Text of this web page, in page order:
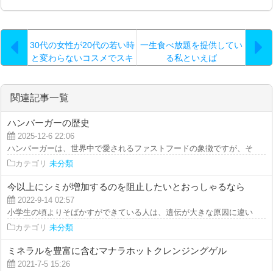
30代の女性が20代の若い時
と変わらないコスメでスキ
一生食べ放題を提供してい
る私といえば
関連記事一覧
ハンバーガーの歴史
2025-12-6 22:06
ハンバーガーは、世界中で愛されるファストフードの象徴ですが、その起
カテゴリ 未分類
今以上にシミが増加するのを阻止したいとおっしゃるなら
2022-9-14 02:57
小学生の頃よりそばかすができている人は、遺伝が大きな原因に違いあり
カテゴリ 未分類
ミネラルを豊富に含むマナラホットクレンジングゲル
2021-7-5 15:26